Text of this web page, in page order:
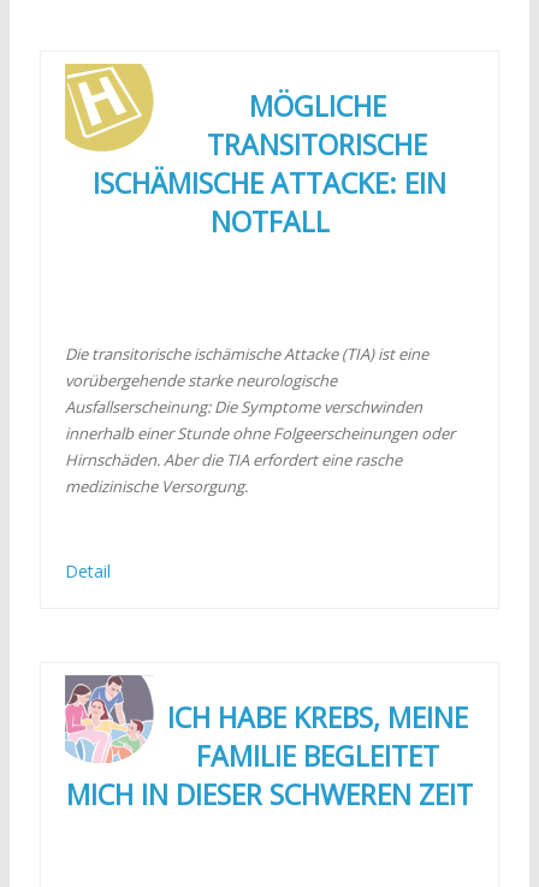
MÖGLICHE
TRANSITORISCHE
ISCHÄMISCHE ATTACKE: EIN
NOTFALL
Die transitorische ischämische Attacke (TIA) ist eine
vorübergehende starke neurologische
Ausfallserscheinung: Die Symptome verschwinden
innerhalb einer Stunde ohne Folgeerscheinungen oder
Hirnschäden. Aber die TIA erfordert eine rasche
medizinische Versorgung.
Detail
ICH HABE KREBS, MEINE
FAMILIE BEGLEITET
MICH IN DIESER SCHWEREN ZEIT